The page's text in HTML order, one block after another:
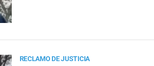
RECLAMO DE JUSTICIA